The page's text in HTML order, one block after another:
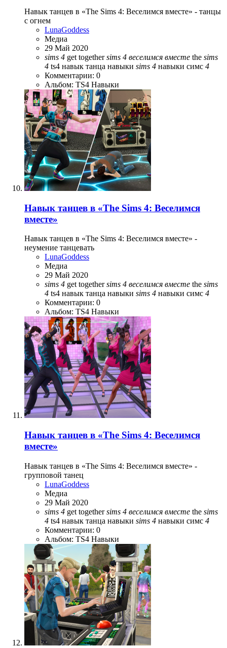
Навык танцев в «The Sims 4: Веселимся вместе» - танцы
с огнем
LunaGoddess
Медиа
29 Май 2020
sims 4 get togethersims 4 веселимся вместе the sims
4 ts4 навык танца навыки sims 4 навыки симс 4
Комментарии: 0
Альбом: TS4 Навыки
Навык танцев в «The Sims 4: Веселимся
вместе»
Навык танцев в «The Sims 4: Веселимся вместе» -
неумение танцевать
LunaGoddess
Медиа
29 Май 2020
sims 4 get togethersims 4 веселимся вместе the sims
4 ts4 навык танца навыки sims 4 навыки симс 4
Комментарии: 0
Альбом: TS4 Навыки
Навык танцев в «The Sims 4: Веселимся
вместе»
Навык танцев в «The Sims 4: Веселимся вместе» -
групповой танец
LunaGoddess
Медиа
29 Май 2020
sims 4 get togethersims 4 веселимся вместе the sims
4 ts4 навык танца навыки sims 4 навыки симс 4
Комментарии: 0
Альбом: TS4 Навыки